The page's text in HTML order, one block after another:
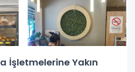
İşletmelerine Yakın